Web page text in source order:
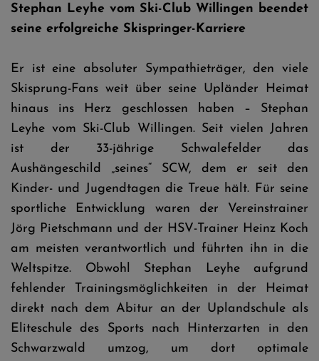
Stephan Leyhe vom Ski-Club Willingen beendet
seine erfolgreiche Skispringer-Karriere
Er ist eine absoluter Sympathieträger, den viele
Skisprung-Fans weit über seine Upländer Heimat
hinaus ins Herz geschlossen haben – Stephan
Leyhe vom Ski-Club Willingen. Seit vielen Jahren
ist der 33-jährige Schwalefelder das
Aushängeschild „seines“ SCW, dem er seit den
Kinder- und Jugendtagen die Treue hält. Für seine
sportliche Entwicklung waren der Vereinstrainer
Jörg Pietschmann und der HSV-Trainer Heinz Koch
am meisten verantwortlich und führten ihn in die
Weltspitze. Obwohl Stephan Leyhe aufgrund
fehlender Trainingsmöglichkeiten in der Heimat
direkt nach dem Abitur an der Uplandschule als
Eliteschule des Sports nach Hinterzarten in den
Schwarzwald umzog, um dort optimale